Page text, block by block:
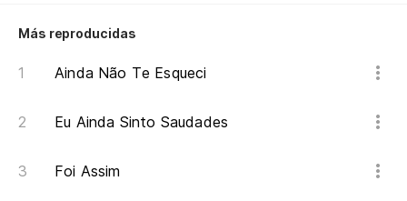
Más reproducidas
Ainda Não Te Esqueci
Eu Ainda Sinto Saudades
Foi Assim